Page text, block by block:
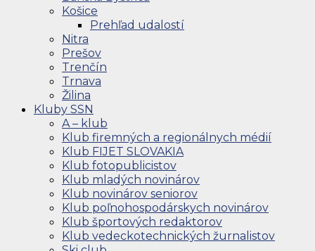
Košice
Prehľad udalostí
Nitra
Prešov
Trenčín
Trnava
Žilina
Kluby SSN
A – klub
Klub firemných a regionálnych médií
Klub FIJET SLOVAKIA
Klub fotopublicistov
Klub mladých novinárov
Klub novinárov seniorov
Klub poľnohospodárskych novinárov
Klub športových redaktorov
Klub vedeckotechnických žurnalistov